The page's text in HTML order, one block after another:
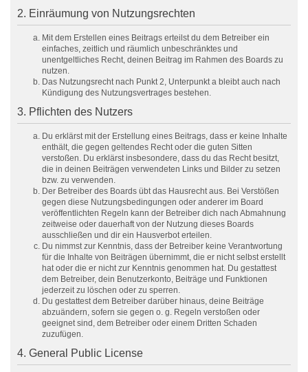
2. Einräumung von Nutzungsrechten
Mit dem Erstellen eines Beitrags erteilst du dem Betreiber ein
einfaches, zeitlich und räumlich unbeschränktes und
unentgeltliches Recht, deinen Beitrag im Rahmen des Boards zu
nutzen.
Das Nutzungsrecht nach Punkt 2, Unterpunkt a bleibt auch nach
Kündigung des Nutzungsvertrages bestehen.
3. Pflichten des Nutzers
Du erklärst mit der Erstellung eines Beitrags, dass er keine Inhalte
enthält, die gegen geltendes Recht oder die guten Sitten
verstoßen. Du erklärst insbesondere, dass du das Recht besitzt,
die in deinen Beiträgen verwendeten Links und Bilder zu setzen
bzw. zu verwenden.
Der Betreiber des Boards übt das Hausrecht aus. Bei Verstößen
gegen diese Nutzungsbedingungen oder anderer im Board
veröffentlichten Regeln kann der Betreiber dich nach Abmahnung
zeitweise oder dauerhaft von der Nutzung dieses Boards
ausschließen und dir ein Hausverbot erteilen.
Du nimmst zur Kenntnis, dass der Betreiber keine Verantwortung
für die Inhalte von Beiträgen übernimmt, die er nicht selbst erstellt
hat oder die er nicht zur Kenntnis genommen hat. Du gestattest
dem Betreiber, dein Benutzerkonto, Beiträge und Funktionen
jederzeit zu löschen oder zu sperren.
Du gestattest dem Betreiber darüber hinaus, deine Beiträge
abzuändern, sofern sie gegen o. g. Regeln verstoßen oder
geeignet sind, dem Betreiber oder einem Dritten Schaden
zuzufügen.
4. General Public License